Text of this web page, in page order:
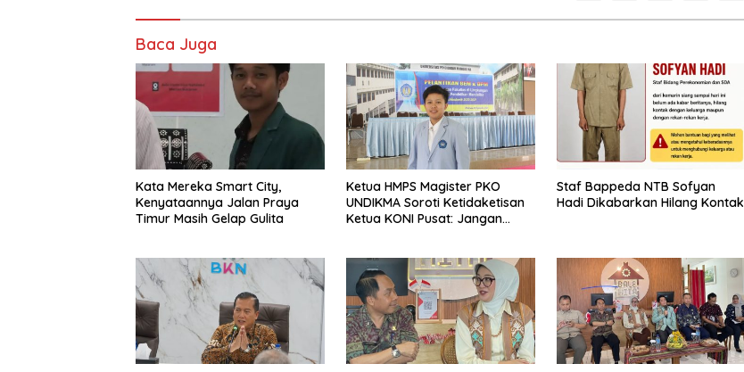
Baca Juga
Kata Mereka Smart City,
Kenyataannya Jalan Praya
Timur Masih Gelap Gulita
Ketua HMPS Magister PKO
UNDIKMA Soroti Ketidaketisan
Ketua KONI Pusat: Jangan
Sesaat
Staf Bappeda NTB Sofyan
Hadi Dikabarkan Hilang Kontak